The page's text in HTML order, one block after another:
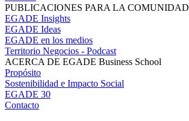
PUBLICACIONES PARA LA COMUNIDAD
EGADE Insights
EGADE Ideas
EGADE en los medios
Territorio Negocios - Podcast
ACERCA DE EGADE Business School
Propósito
Sostenibilidad e Impacto Social
EGADE 30
Contacto